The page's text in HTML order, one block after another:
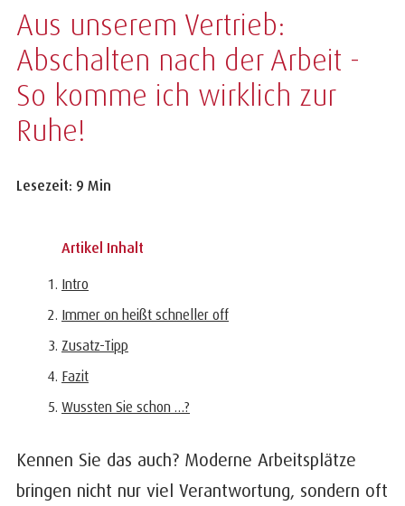
Aus unserem Vertrieb:
Abschalten nach der Arbeit -
So komme ich wirklich zur
Ruhe!
Lesezeit: 9 Min
Artikel Inhalt
Intro
Immer on heißt schneller off
Zusatz-Tipp
Fazit
Wussten Sie schon …?
Kennen Sie das auch? Moderne Arbeitsplätze
bringen nicht nur viel Verantwortung, sondern oft